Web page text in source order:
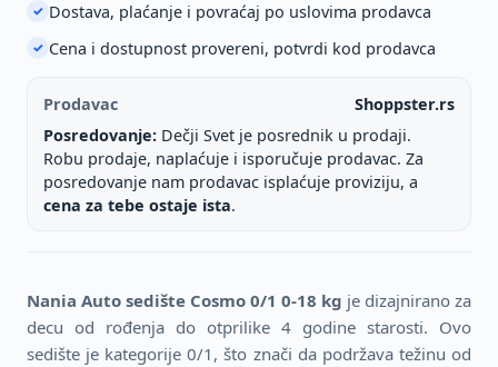
✓ Dostava, plaćanje i povraćaj po uslovima prodavca
✓ Cena i dostupnost provereni, potvrdi kod prodavca
Prodavac
Shoppster.rs
Posredovanje: Dečji Svet je posrednik u prodaji.
Robu prodaje, naplaćuje i isporučuje prodavac. Za
posredovanje nam prodavac isplaćuje proviziju, a
cena za tebe ostaje ista.
Nania Auto sedište Cosmo 0/1 0-18 kg je dizajnirano za
decu od rođenja do otprilike 4 godine starosti. Ovo
sedište je kategorije 0/1, što znači da podržava težinu od